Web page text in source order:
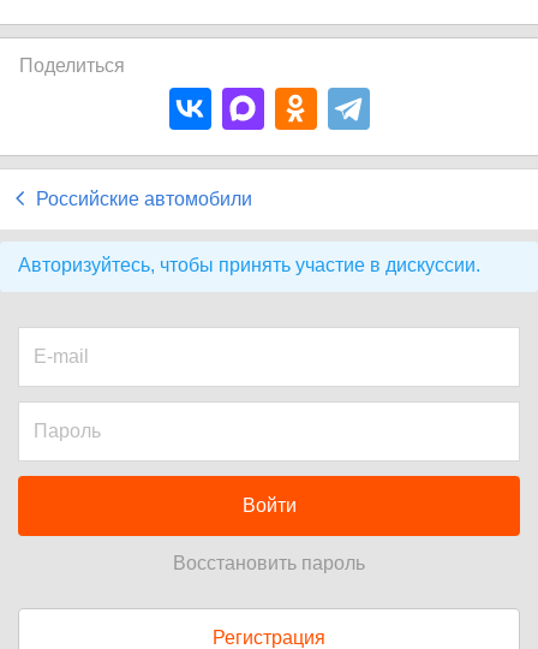
Поделиться
Российские автомобили
Авторизуйтесь, чтобы принять участие в дискуссии.
Войти
Восстановить пароль
Регистрация